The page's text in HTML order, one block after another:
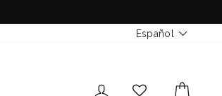
Idioma
Español
INICIAR SESIÓN